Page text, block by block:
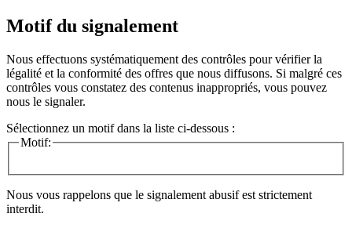
Motif du signalement
Nous effectuons systématiquement des contrôles pour vérifier la
légalité et la conformité des offres que nous diffusons. Si malgré ces
contrôles vous constatez des contenus inappropriés, vous pouvez
nous le signaler.
Sélectionnez un motif dans la liste ci-dessous :
Motif:
Nous vous rappelons que le signalement abusif est strictement
interdit.